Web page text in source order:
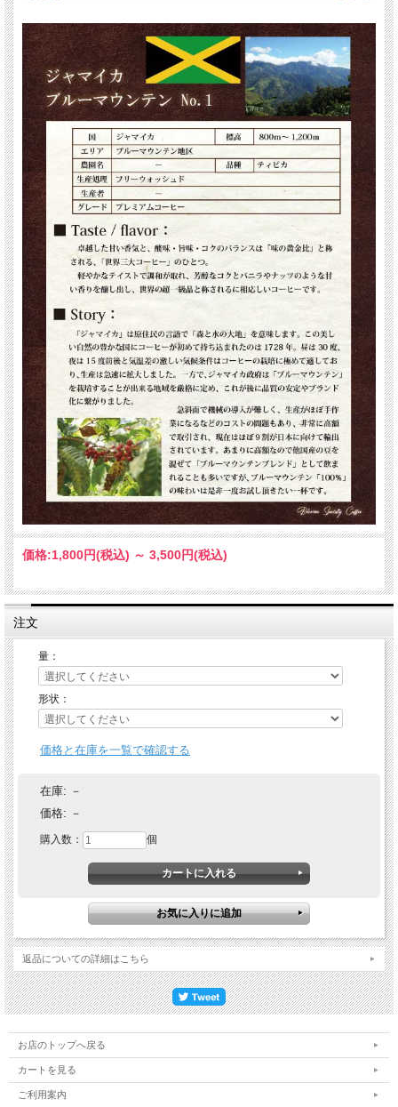
価格:1,800円(税込) ～ 3,500円(税込)
注文
量：
形状：
価格と在庫を一覧で確認する
在庫: －
価格: －
購入数： 個
返品についての詳細はこちら
お店のトップへ戻る
カートを見る
ご利用案内